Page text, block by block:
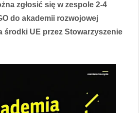
zgłosić się w zespole 2-4
do akademii rozwojowej
środki UE przez Stowarzyszenie